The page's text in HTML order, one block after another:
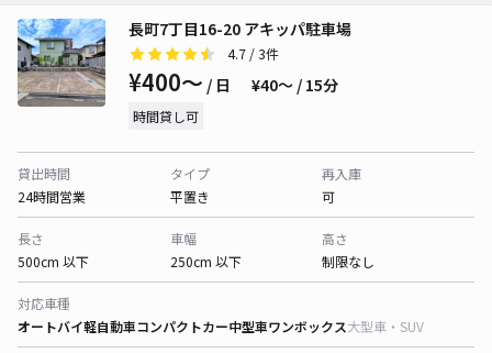
長町7丁目16-20 アキッパ駐車場
4.7 / 3件
¥400〜 / 日 ¥40〜 / 15分
時間貸し可
貸出時間
24時間営業
タイプ
平置き
再入庫
可
長さ
500cm 以下
車幅
250cm 以下
高さ
制限なし
対応車種
オートバイ軽自動車コンパクトカー中型車ワンボックス大型車・SUV